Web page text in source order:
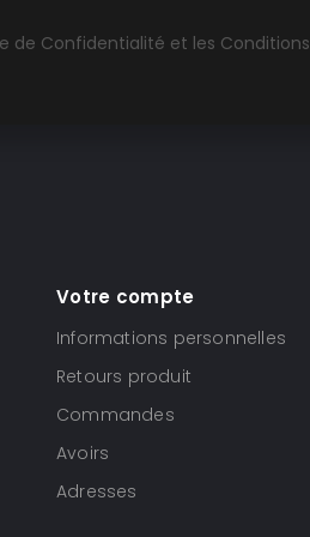
de Confidentialité et les Conditions
Votre compte
Informations personnelles
Retours produit
Commandes
Avoirs
Adresses